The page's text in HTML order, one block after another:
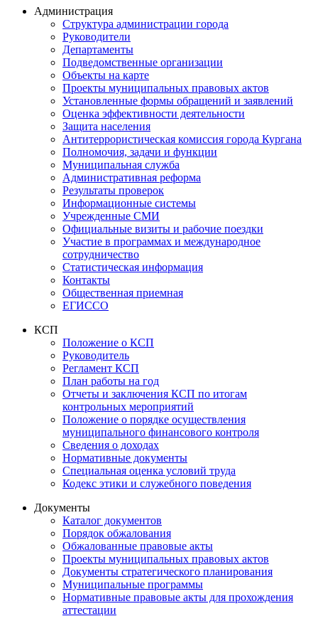
Администрация
Структура администрации города
Руководители
Департаменты
Подведомственные организации
Объекты на карте
Проекты муниципальных правовых актов
Установленные формы обращений и заявлений
Оценка эффективности деятельности
Защита населения
Антитеррористическая комиссия города Кургана
Полномочия, задачи и функции
Муниципальная служба
Административная реформа
Результаты проверок
Информационные системы
Учрежденные СМИ
Официальные визиты и рабочие поездки
Участие в программах и международное
сотрудничество
Статистическая информация
Контакты
Общественная приемная
ЕГИССО
КСП
Положение о КСП
Руководитель
Регламент КСП
План работы на год
Отчеты и заключения КСП по итогам
контрольных мероприятий
Положение о порядке осуществления
муниципального финансового контроля
Сведения о доходах
Нормативные документы
Специальная оценка условий труда
Кодекс этики и служебного поведения
Документы
Каталог документов
Порядок обжалования
Обжалованные правовые акты
Проекты муниципальных правовых актов
Документы стратегического планирования
Муниципальные программы
Нормативные правовые акты для прохождения
аттестации